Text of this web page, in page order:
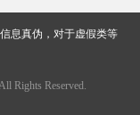
息真伪，对于虚假类等
Rights Reserved.